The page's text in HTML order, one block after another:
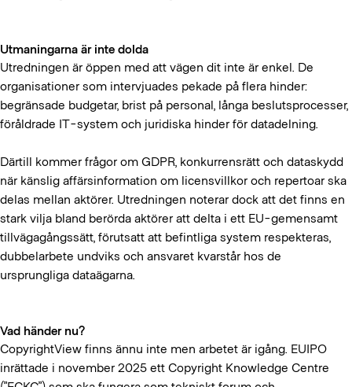
Utmaningarna är inte dolda
Utredningen är öppen med att vägen dit inte är enkel. De
organisationer som intervjuades pekade på flera hinder:
begränsade budgetar, brist på personal, långa beslutsprocesser,
föråldrade IT-system och juridiska hinder för datadelning.
Därtill kommer frågor om GDPR, konkurrensrätt och dataskydd
när känslig affärsinformation om licensvillkor och repertoar ska
delas mellan aktörer. Utredningen noterar dock att det finns en
stark vilja bland berörda aktörer att delta i ett EU-gemensamt
tillvägagångssätt, förutsatt att befintliga system respekteras,
dubbelarbete undviks och ansvaret kvarstår hos de
ursprungliga dataägarna.
Vad händer nu?
CopyrightView finns ännu inte men arbetet är igång. EUIPO
inrättade i november 2025 ett Copyright Knowledge Centre